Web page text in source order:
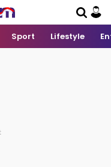
Sport Lifestyle